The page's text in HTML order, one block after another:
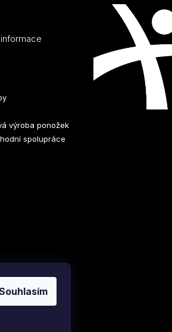
výroba ponožek
spolupráce